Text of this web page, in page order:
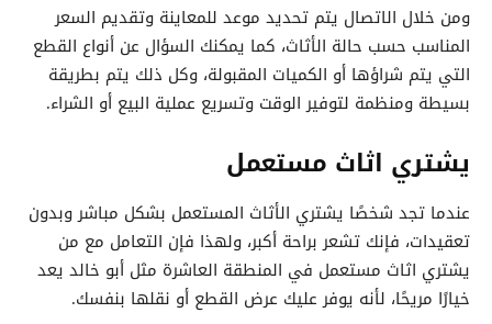
ومن خلال الاتصال يتم تحديد موعد للمعاينة وتقديم السعر
المناسب حسب حالة الأثاث، كما يمكنك السؤال عن أنواع القطع
التي يتم شراؤها أو الكميات المقبولة، وكل ذلك يتم بطريقة
بسيطة ومنظمة لتوفير الوقت وتسريع عملية البيع أو الشراء.
يشتري اثاث مستعمل
عندما تجد شخصًا يشتري الأثاث المستعمل بشكل مباشر وبدون
تعقيدات، فإنك تشعر براحة أكبر، ولهذا فإن التعامل مع من
يشتري اثاث مستعمل في المنطقة العاشرة مثل أبو خالد يعد
خيارًا مريحًا، لأنه يوفر عليك عرض القطع أو نقلها بنفسك.